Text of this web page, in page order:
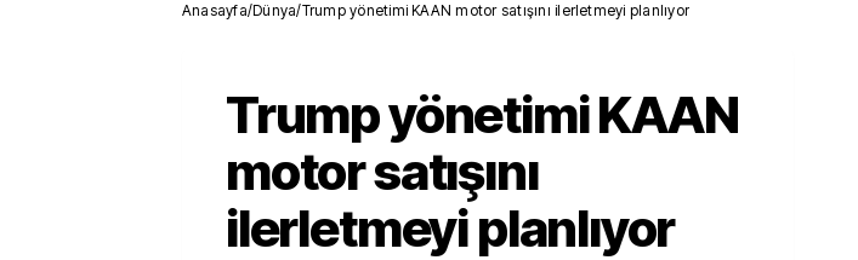
Anasayfa/Dünya/Trump yönetimi KAAN motor satışını ilerletmeyi planlıyor
Trump yönetimi KAAN
motor satışını
ilerletmeyi planlıyor